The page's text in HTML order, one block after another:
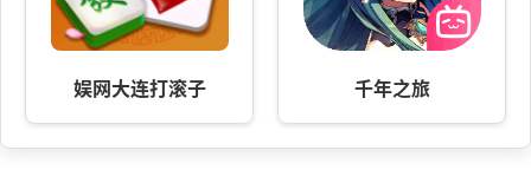
娱网大连打滚子 千年之旅